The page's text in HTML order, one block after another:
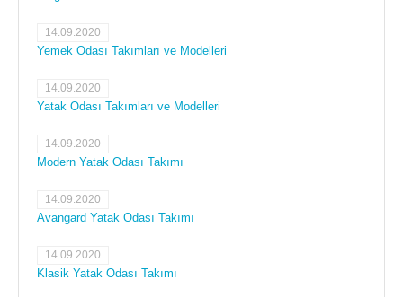
14.09.2020
Yemek Odası Takımları ve Modelleri
14.09.2020
Yatak Odası Takımları ve Modelleri
14.09.2020
Modern Yatak Odası Takımı
14.09.2020
Avangard Yatak Odası Takımı
14.09.2020
Klasik Yatak Odası Takımı